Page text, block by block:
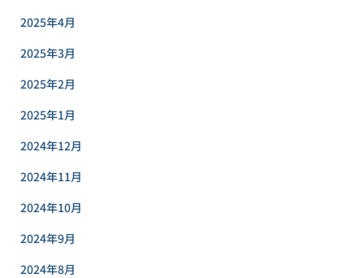
2025年4月
2025年3月
2025年2月
2025年1月
2024年12月
2024年11月
2024年10月
2024年9月
2024年8月